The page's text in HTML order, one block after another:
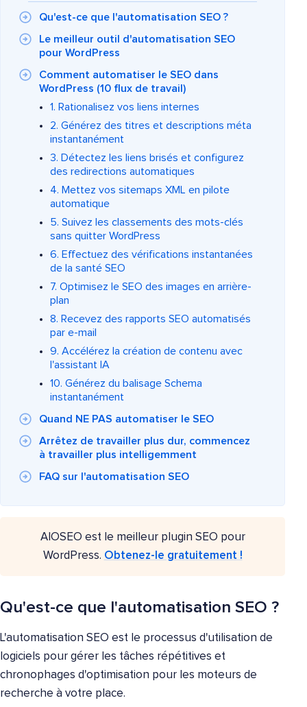
Qu'est-ce que l'automatisation SEO ?
Le meilleur outil d'automatisation SEO
pour WordPress
Comment automatiser le SEO dans
WordPress (10 flux de travail)
1. Rationalisez vos liens internes
2. Générez des titres et descriptions méta
instantanément
3. Détectez les liens brisés et configurez
des redirections automatiques
4. Mettez vos sitemaps XML en pilote
automatique
5. Suivez les classements des mots-clés
sans quitter WordPress
6. Effectuez des vérifications instantanées
de la santé SEO
7. Optimisez le SEO des images en arrière-
plan
8. Recevez des rapports SEO automatisés
par e-mail
9. Accélérez la création de contenu avec
l'assistant IA
10. Générez du balisage Schema
instantanément
Quand NE PAS automatiser le SEO
Arrêtez de travailler plus dur, commencez
à travailler plus intelligemment
FAQ sur l'automatisation SEO
AIOSEO est le meilleur plugin SEO pour
WordPress. Obtenez-le gratuitement !
Qu'est-ce que l'automatisation SEO ?
L'automatisation SEO est le processus d'utilisation de
logiciels pour gérer les tâches répétitives et
chronophages d'optimisation pour les moteurs de
recherche à votre place.